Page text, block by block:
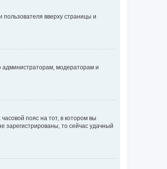
вверху страницы и
администраторам, модераторам и
пояс на тот, в котором вы
зарегистрированы, то сейчас удачный